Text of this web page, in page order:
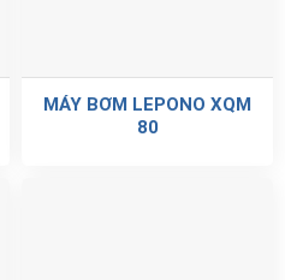
MÁY BƠM LEPONO XQM
80